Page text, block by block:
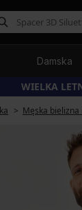
Damska
WIELKA
Męska bielizna